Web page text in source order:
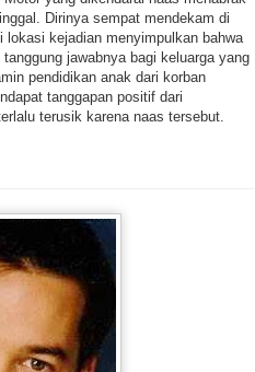
Dirinya sempat mendekam di
lokasi kejadian menyimpulkan bahwa
jawabnya bagi keluarga yang
pendidikan anak dari korban
tanggapan positif dari
terusik karena naas tersebut.